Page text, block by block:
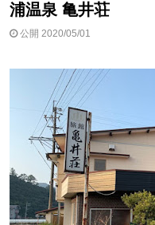
浦温泉 亀井荘
公開 2020/05/01